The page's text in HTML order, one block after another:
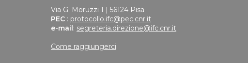
Via G. Moruzzi 1 | 56124 Pisa
PEC : protocollo.ifc@pec.cnr.it
e-mail: segreteria.direzione@ifc.cnr.it
Come raggiungerci